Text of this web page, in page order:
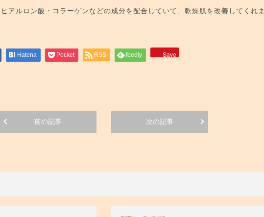
アルロン酸・コラーゲンなどの成分を配合していて、乾燥肌を改善してくれま
Hatena Pocket RSS feedly Save
前の記事 次の記事